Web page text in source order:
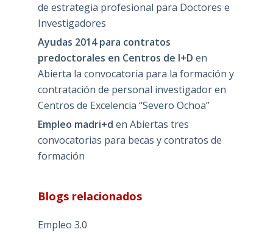
de estrategia profesional para Doctores e
Investigadores
Ayudas 2014 para contratos
predoctorales en Centros de I+D en
Abierta la convocatoria para la formación y
contratación de personal investigador en
Centros de Excelencia “Severo Ochoa”
Empleo madri+d en Abiertas tres
convocatorias para becas y contratos de
formación
Blogs relacionados
Empleo 3.0